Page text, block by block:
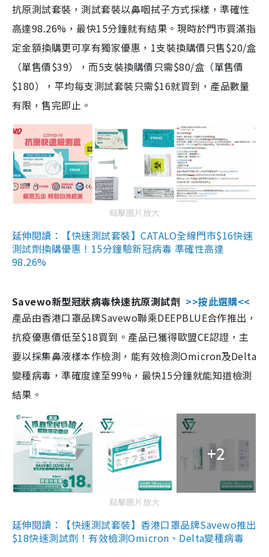
抗原測試套裝，測試套裝以鼻咽拭子方式採樣，準確性
高達98.26%，最快15分鐘就有結果。現時於門市買滿指
定金額換購更可享有獨家優惠，1支裝換購價只售$20/盒
（單售價$39），而5支裝換購價只需$80/盒（單售價
$180），平均每支測試套裝只需$16就買到，產品數量
有限，售完即止。
點擊圖片放大
延伸閱讀：【快速測試套裝】CATALO全線門市$16快速
測試劑換購優惠！15分鐘驗新冠病毒 準確性高達
98.26%
Savewo新型冠狀病毒快速抗原測試劑 >>按此選購<<
產品由香港口罩品牌Savewo聯乘DEEPBLUE合作推出，
抗疫優惠價低至$18買到。產品已獲得歐盟CE認證，主
要以採集鼻液樣本作檢測，能有效檢測Omicron及Delta
變種病毒，準確度達至99%，最快15分鐘就能知道檢測
結果。
+2
點擊圖片放大
延伸閱讀：【快速測試套裝】香港口罩品牌Savewo推出
$18快速測試劑！有效檢測Omicron、Delta變種病毒